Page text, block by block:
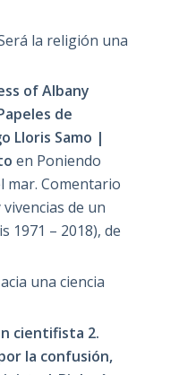
la religión una
of Albany
de
Lloris Samo |
en Poniendo
mar. Comentario
de un
1971 – 2018), de
una ciencia
cientifista 2.
la confusión,